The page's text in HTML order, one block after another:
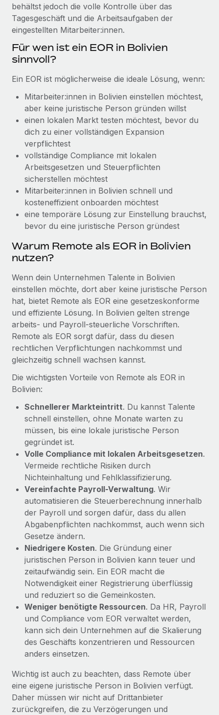
Globale Bereitstellung und Verfolgung von IT-
Geräten
Schnelle, rechtssichere Gründung von
Niederlassungen
Mobilität und Relocation
Mühelose Relocation von Mitarbeiter:innen
Benefits
Mühelose Verwaltung von Benefits
Mehr erfahren
Reverse Tech und Remote für Contractor
Management und Payroll
Reverse Tech auf einen Blick Das Gesundheits- und
Mehr erfahren
EOR und PEO
Contractor Management
Steuern
BLOG
Neues zu Remote-Produkten: Integration mit
Gusto und Zero und Contractor Management
Plus
Auch im neuen Jahr wollen wir bei Remote Unternehmen
aller Größen dabei unterstützen, die beste...
Mehr erfahren
Wie Phiture 55 Mitarbeiter:innen in 19 Ländern
Phiture ist der unumstrittene Marktführer im Bereich der
Wachstumsberatung für mobile Apps. Das...
Mehr erfahren
behältst jedoch die volle Kontrolle über das
Tagesgeschäft und die Arbeitsaufgaben der
eingestellten Mitarbeiter:innen.
Für wen ist ein EOR in Bolivien
sinnvoll?
Ein EOR ist möglicherweise die ideale Lösung, wenn:
Mitarbeiter:innen in Bolivien einstellen möchtest,
aber keine juristische Person gründen willst
einen lokalen Markt testen möchtest, bevor du
dich zu einer vollständigen Expansion
verpflichtest
vollständige Compliance mit lokalen
Arbeitsgesetzen und Steuerpflichten
sicherstellen möchtest
Mitarbeiter:innen in Bolivien schnell und
kosteneffizient onboarden möchtest
eine temporäre Lösung zur Einstellung brauchst,
bevor du eine juristische Person gründest
Warum Remote als EOR in Bolivien
nutzen?
Wenn dein Unternehmen Talente in Bolivien
einstellen möchte, dort aber keine juristische Person
hat, bietet Remote als EOR eine gesetzeskonforme
und effiziente Lösung. In Bolivien gelten strenge
arbeits- und Payroll-steuerliche Vorschriften.
Remote als EOR sorgt dafür, dass du diesen
rechtlichen Verpflichtungen nachkommst und
gleichzeitig schnell wachsen kannst.
Die wichtigsten Vorteile von Remote als EOR in
Bolivien:
Schnellerer Markteintritt. Du kannst Talente
schnell einstellen, ohne Monate warten zu
müssen, bis eine lokale juristische Person
gegründet ist.
Volle Compliance mit lokalen Arbeitsgesetzen.
Vermeide rechtliche Risiken durch
Nichteinhaltung und Fehlklassifizierung.
Vereinfachte Payroll-Verwaltung. Wir
automatisieren die Steuerberechnung innerhalb
der Payroll und sorgen dafür, dass du allen
Abgabenpflichten nachkommst, auch wenn sich
Gesetze ändern.
Niedrigere Kosten. Die Gründung einer
juristischen Person in Bolivien kann teuer und
zeitaufwändig sein. Ein EOR macht die
Notwendigkeit einer Registrierung überflüssig
und reduziert so die Gemeinkosten.
Weniger benötigte Ressourcen. Da HR, Payroll
und Compliance vom EOR verwaltet werden,
kann sich dein Unternehmen auf die Skalierung
des Geschäfts konzentrieren und Ressourcen
anders einsetzen.
Wichtig ist auch zu beachten, dass Remote über
eine eigene juristische Person in Bolivien verfügt.
Daher müssen wir nicht auf Drittanbieter
zurückgreifen, die zu Verzögerungen und